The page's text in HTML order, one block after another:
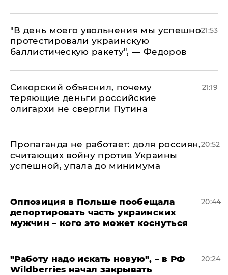
​"В день моего увольнения мы успешно
протестировали украинскую
баллистическую ракету", — Федоров
21:53
Сикорский объяснил, почему
теряющие деньги российские
олигархи не свергли Путина
21:19
​Пропаганда не работает: доля россиян,
считающих войну против Украины
успешной, упала до минимума
20:52
Оппозиция в Польше пообещала
депортировать часть украинских
мужчин – кого это может коснуться
20:44
"Работу надо искать новую", – в РФ
Wildberries начал закрывать
20:24